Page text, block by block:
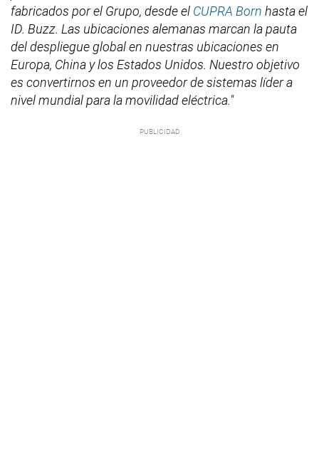
fabricados por el Grupo, desde el CUPRA Born hasta el
ID. Buzz. Las ubicaciones alemanas marcan la pauta
del despliegue global en nuestras ubicaciones en
Europa, China y los Estados Unidos. Nuestro objetivo
es convertirnos en un proveedor de sistemas líder a
nivel mundial para la movilidad eléctrica."